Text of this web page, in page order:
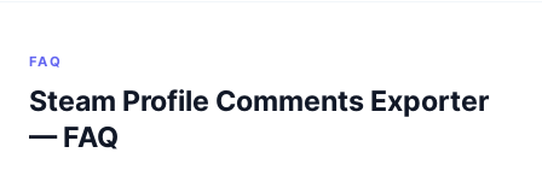
FAQ
Steam Profile Comments Exporter
— FAQ